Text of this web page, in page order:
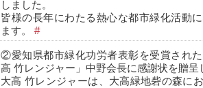
しました。
皆様の長年にわたる熱心な都市緑化活動
ます。 #
②愛知県都市緑化功労者表彰を受賞され
高 竹レンジャー」中野会長に感謝状を贈呈
大高 竹レンジャーは、大高緑地砦の森に